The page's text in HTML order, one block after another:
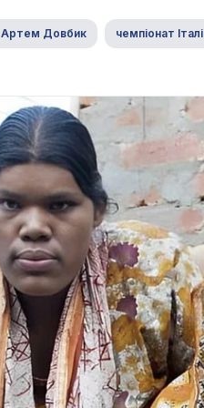
Артем Довбик чемпіонат